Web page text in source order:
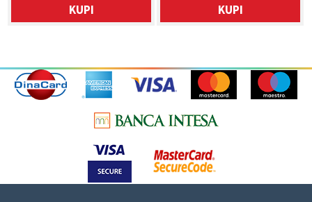
KUPI
KUPI